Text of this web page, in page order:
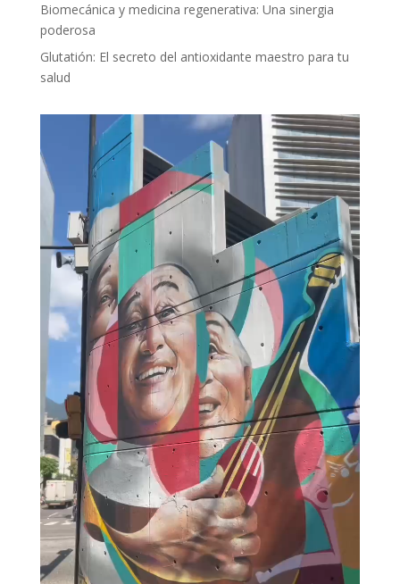
Biomecánica y medicina regenerativa: Una sinergia
poderosa
Glutatión: El secreto del antioxidante maestro para tu
salud